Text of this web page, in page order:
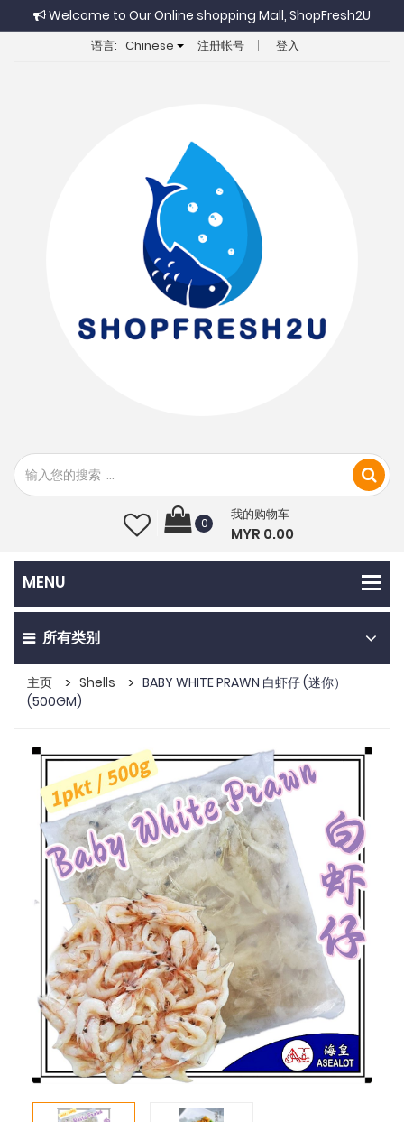
Welcome to Our Online shopping Mall, ShopFresh2U
语言: Chinese 注册帐号 登入
0
我的购物车
MYR 0.00
所有类别
主页 Shells
BABY WHITE PRAWN 白虾仔 (迷你）
(500GM)